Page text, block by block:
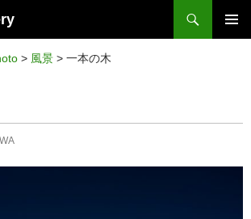
> 風景 > 一本の木